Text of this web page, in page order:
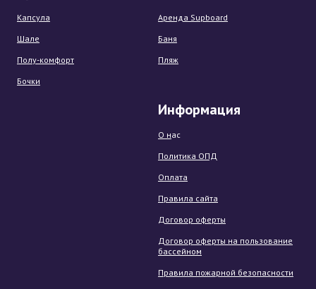
Капсула
Шале
Полу-комфорт
Бочки
Аренда Supboard
Баня
Пляж
Информация
О нас
Политика ОПД
Оплата
Правила сайта
Договор оферты
Договор оферты на пользование
бассейном
Правила пожарной безопасности